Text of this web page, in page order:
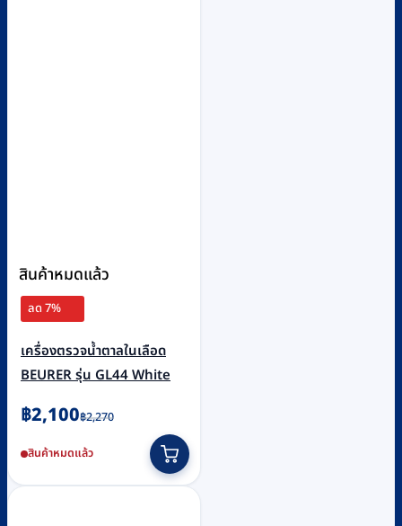
สินค้าหมดแล้ว
ลด 7%
เครื่องตรวจน้ำตาลในเลือด
BEURER รุ่น GL44 White
฿2,270
Original
was:
฿2,270.
฿2,100
Current
is:
฿2,100.
สินค้าหมดแล้ว